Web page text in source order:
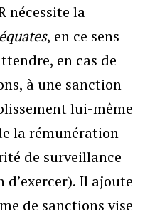
nécessite la
, en ce sens
en cas de
à une sanction
lui-même
la rémunération
de surveillance
Il ajoute
de sanctions vise